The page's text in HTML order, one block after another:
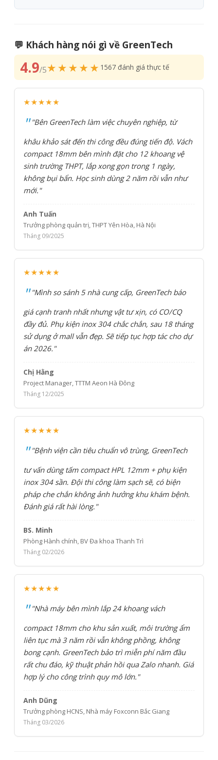
💬 Khách hàng nói gì về GreenTech
4.9/5★★★★★ 1567 đánh giá thực tế
★★★★★
"Bên GreenTech làm việc chuyên nghiệp, từ
khâu khảo sát đến thi công đều đúng tiến độ. Vách
compact 18mm bên mình đặt cho 12 khoang vệ
sinh trường THPT, lắp xong gọn trong 1 ngày,
không bụi bẩn. Học sinh dùng 2 năm rồi vẫn như
mới."
Anh Tuấn
Trưởng phòng quản trị, THPT Yên Hòa, Hà Nội
Tháng 09/2025
★★★★★
"Mình so sánh 5 nhà cung cấp, GreenTech báo
giá cạnh tranh nhất nhưng vật tư xịn, có CO/CQ
đầy đủ. Phụ kiện inox 304 chắc chắn, sau 18 tháng
sử dụng ở mall vẫn đẹp. Sẽ tiếp tục hợp tác cho dự
án 2026."
Chị Hằng
Project Manager, TTTM Aeon Hà Đông
Tháng 12/2025
★★★★★
"Bệnh viện cần tiêu chuẩn vô trùng, GreenTech
tư vấn dùng tấm compact HPL 12mm + phụ kiện
inox 304 sần. Đội thi công làm sạch sẽ, có biện
pháp che chắn không ảnh hưởng khu khám bệnh.
Đánh giá rất hài lòng."
BS. Minh
Phòng Hành chính, BV Đa khoa Thanh Trì
Tháng 02/2026
★★★★★
"Nhà máy bên mình lắp 24 khoang vách
compact 18mm cho khu sản xuất, môi trường ẩm
liên tục mà 3 năm rồi vẫn không phồng, không
bong cạnh. GreenTech bảo trì miễn phí năm đầu
rất chu đáo, kỹ thuật phản hồi qua Zalo nhanh. Giá
hợp lý cho công trình quy mô lớn."
Anh Dũng
Trưởng phòng HCNS, Nhà máy Foxconn Bắc Giang
Tháng 03/2026